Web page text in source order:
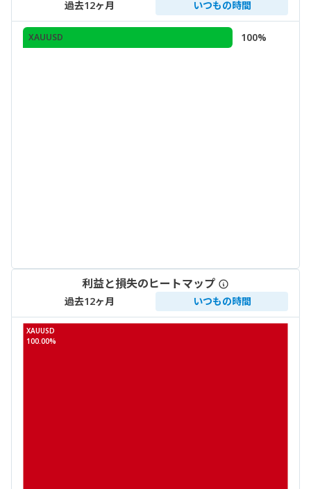
過去12ヶ月 いつもの時間
XAUUSD 100%
利益と損失のヒートマップ
過去12ヶ月 いつもの時間
XAUUSD
100.00%